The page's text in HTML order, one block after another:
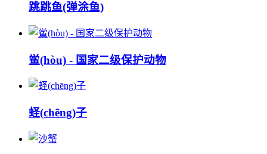
跳跳鱼(弹涂鱼)
鲎(hòu) - 国家二级保护动物
蛏(chēng)子